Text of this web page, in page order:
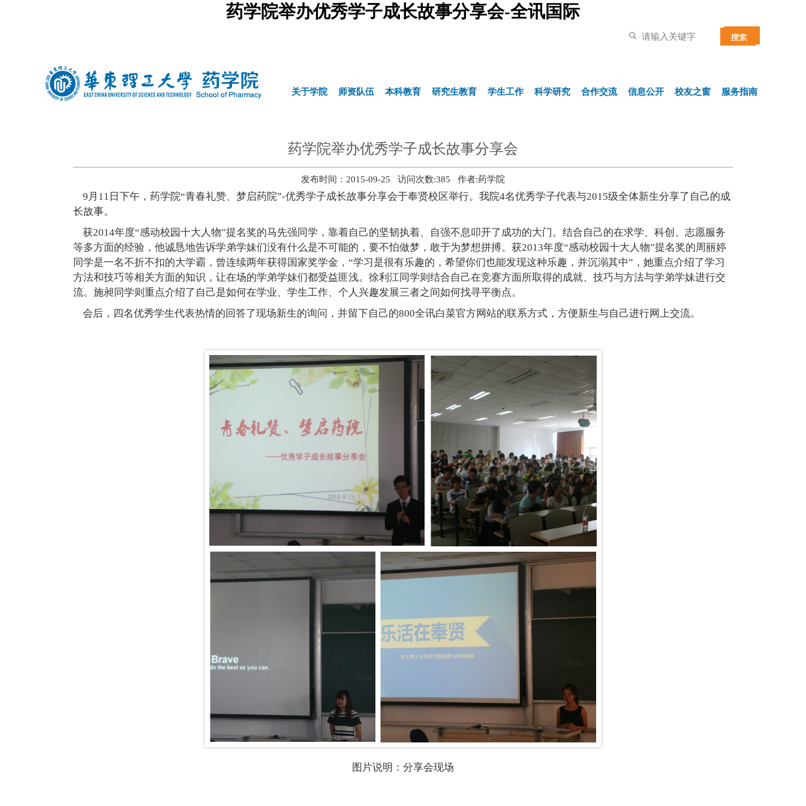
药学院举办优秀学子成长故事分享会-全讯国际
关于学院 师资队伍 本科教育 研究生教育 学生工作 科学研究 合作交流 信息公开 校友之窗 服务指南
药学院举办优秀学子成长故事分享会
发布时间：2015-09-25 访问次数:385 作者:药学院
9月11日下午，药学院“青春礼赞、梦启药院”-优秀学子成长故事分享会于奉贤校区举行。我院4名优秀学子代表与2015级全体新生分享了自己的成
长故事。
获2014年度“感动校园十大人物”提名奖的马先强同学，靠着自己的坚韧执着、自强不息叩开了成功的大门。结合自己的在求学、科创、志愿服务
等多方面的经验，他诚恳地告诉学弟学妹们没有什么是不可能的，要不怕做梦，敢于为梦想拼搏。获2013年度“感动校园十大人物”提名奖的周丽婷
同学是一名不折不扣的大学霸，曾连续两年获得国家奖学金，“学习是很有乐趣的，希望你们也能发现这种乐趣，并沉溺其中”，她重点介绍了学习
方法和技巧等相关方面的知识，让在场的学弟学妹们都受益匪浅。徐利江同学则结合自己在竞赛方面所取得的成就、技巧与方法与学弟学妹进行交
流。施昶同学则重点介绍了自己是如何在学业、学生工作、个人兴趣发展三者之间如何找寻平衡点。
会后，四名优秀学生代表热情的回答了现场新生的询问，并留下自己的800全讯白菜官方网站的联系方式，方便新生与自己进行网上交流。
图片说明：分享会现场